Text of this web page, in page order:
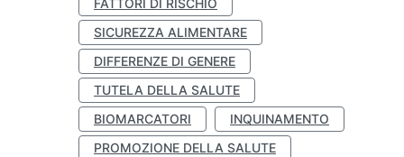
FATTORI DI RISCHIO
SICUREZZA ALIMENTARE
DIFFERENZE DI GENERE
TUTELA DELLA SALUTE
BIOMARCATORI
INQUINAMENTO
PROMOZIONE DELLA SALUTE